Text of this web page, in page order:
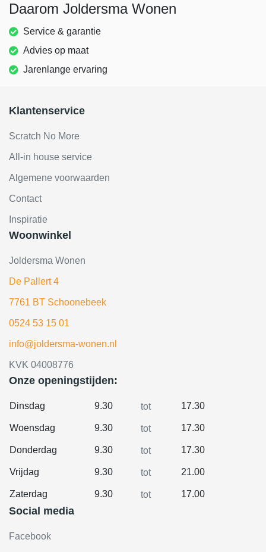
Daarom Joldersma Wonen
Service & garantie
Advies op maat
Jarenlange ervaring
Klantenservice
Scratch No More
All-in house service
Algemene voorwaarden
Contact
Inspiratie
Woonwinkel
Joldersma Wonen
De Pallert 4
7761 BT Schoonebeek
0524 53 15 01
info@joldersma-wonen.nl
KVK 04008776
Onze openingstijden:
Dinsdag 9.30 tot 17.30
Woensdag 9.30 tot 17.30
Donderdag 9.30 tot 17.30
Vrijdag 9.30 tot 21.00
Zaterdag 9.30 tot 17.00
Social media
Facebook